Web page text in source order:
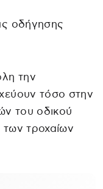
οδήγησης
την
τόσο στην
του οδικού
τροχαίων